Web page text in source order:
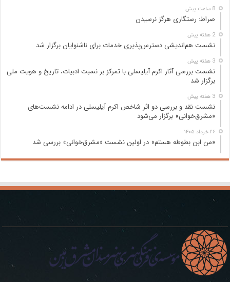
8 ساعت پیش
صراط: رستگاری هرگز نرسیدن
2 هفته پیش
نشست هم‌اندیشی دسترس‌پذیری خدمات برای ناشنوایان برگزار شد
3 هفته پیش
نشست بررسی آثار اکرم آیلیسلی با تمرکز بر نسبت ادبیات، تاریخ و هویت ملی
برگزار شد
3 هفته پیش
نشست نقد و بررسی دو اثر شاخص اکرم آیلیسلی در ادامه نشست‌های
«مشرق‌خوانی» برگزار می‌شود
۲۶ خرداد ۱۴۰۵
«من ابن بطوطه هستم» در اولین نشست «مشرق‌خوانی» بررسی شد